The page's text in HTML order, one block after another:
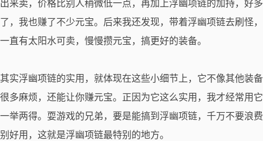
出来卖，价格比别人稍微低一点，再加上浮幽项链的加持，好
了，我也赚了不少元宝。后来我还发现，带着浮幽项链去刷怪
一直有太阳水可卖，慢慢攒元宝，搞更好的装备。
其实浮幽项链的实用，就体现在这些小细节上，它不像其他装
很多麻烦，还能让你赚元宝。正因为它这么实用，我才经常用
一举两得。耍游戏的兄弟，要是能搞到浮幽项链，千万不要浪
别好用，这就是浮幽项链最特别的地方。